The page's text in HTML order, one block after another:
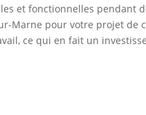
et fonctionnelles pendant
Marne pour votre projet de
ce qui en fait un